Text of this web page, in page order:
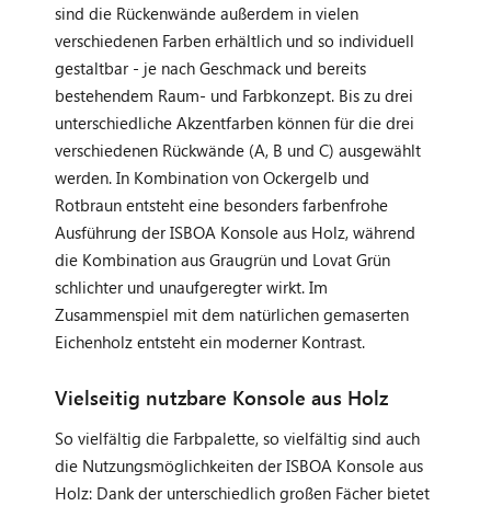
sind die Rückenwände außerdem in vielen
verschiedenen Farben erhältlich und so individuell
gestaltbar - je nach Geschmack und bereits
bestehendem Raum- und Farbkonzept. Bis zu drei
unterschiedliche Akzentfarben können für die drei
verschiedenen Rückwände (A, B und C) ausgewählt
werden. In Kombination von Ockergelb und
Rotbraun entsteht eine besonders farbenfrohe
Ausführung der ISBOA Konsole aus Holz, während
die Kombination aus Graugrün und Lovat Grün
schlichter und unaufgeregter wirkt. Im
Zusammenspiel mit dem natürlichen gemaserten
Eichenholz entsteht ein moderner Kontrast.
Vielseitig nutzbare Konsole aus Holz
So vielfältig die Farbpalette, so vielfältig sind auch
die Nutzungsmöglichkeiten der ISBOA Konsole aus
Holz: Dank der unterschiedlich großen Fächer bietet